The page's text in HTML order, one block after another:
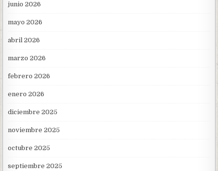
junio 2026
mayo 2026
abril 2026
marzo 2026
febrero 2026
enero 2026
diciembre 2025
noviembre 2025
octubre 2025
septiembre 2025